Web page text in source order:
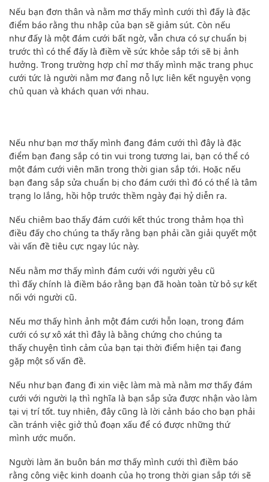
Nếu bạn đơn thân và nằm mơ thấy mình cưới thì đấy là đặc
điểm báo rằng thu nhập của bạn sẽ giảm sút. Còn nếu
như đấy là một đám cưới bất ngờ, vẫn chưa có sự chuẩn bị
trước thì có thể đấy là điềm về sức khỏe sắp tới sẽ bị ảnh
hưởng. Trong trường hợp chỉ mơ thấy mình mặc trang phục
cưới tức là người nằm mơ đang nỗ lực liên kết nguyện vọng
chủ quan và khách quan với nhau.
Nếu như bạn mơ thấy mình đang đám cưới thì đây là đặc
điểm bạn đang sắp có tin vui trong tương lai, bạn có thể có
một đám cưới viên mãn trong thời gian sắp tới. Hoặc nếu
bạn đang sắp sửa chuẩn bị cho đám cưới thì đó có thể là tâm
trạng lo lắng, hồi hộp trước thềm ngày đại hỷ diễn ra.
Nếu chiêm bao thấy đám cưới kết thúc trong thảm họa thì
điều đấy cho chúng ta thấy rằng bạn phải cần giải quyết một
vài vấn đề tiêu cực ngay lúc này.
Nếu nằm mơ thấy mình đám cưới với người yêu cũ
thì đấy chính là điềm báo rằng bạn đã hoàn toàn từ bỏ sự kết
nối với người cũ.
Nếu mơ thấy hình ảnh một đám cưới hỗn loạn, trong đám
cưới có sự xô xát thì đây là bằng chứng cho chúng ta
thấy chuyện tình cảm của bạn tại thời điểm hiện tại đang
gặp một số vấn đề.
Nếu như bạn đang đi xin việc làm mà mà nằm mơ thấy đám
cưới với người lạ thì nghĩa là bạn sắp sửa được nhận vào làm
tại vị trí tốt. tuy nhiên, đây cũng là lời cảnh báo cho bạn phải
cần tránh việc giở thủ đoạn xấu để có được những thứ
mình ước muốn.
Người làm ăn buôn bán mơ thấy mình cưới thì điềm báo
rằng công việc kinh doanh của họ trong thời gian sắp tới sẽ